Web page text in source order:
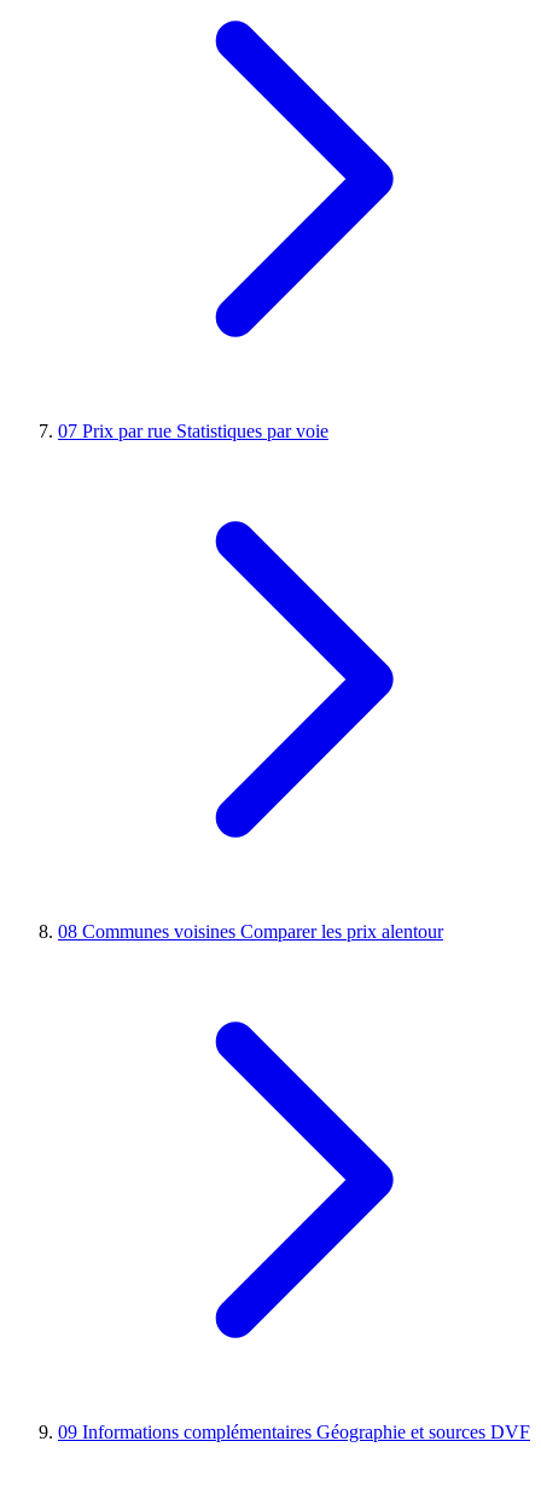
07 Prix par rue Statistiques par voie
08 Communes voisines Comparer les prix alentour
09 Informations complémentaires Géographie et sources DVF